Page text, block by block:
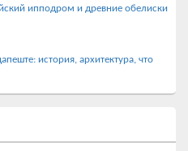
ипподром и древние обелиски
история, архитектура, что